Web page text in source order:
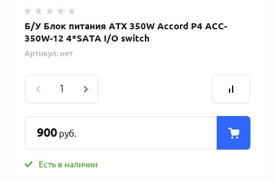
Б/У Блок питания ATX 350W Accord P4 ACC-
350W-12 4*SATA I/O switch
Артикул: нет
900 руб.
Есть в наличии